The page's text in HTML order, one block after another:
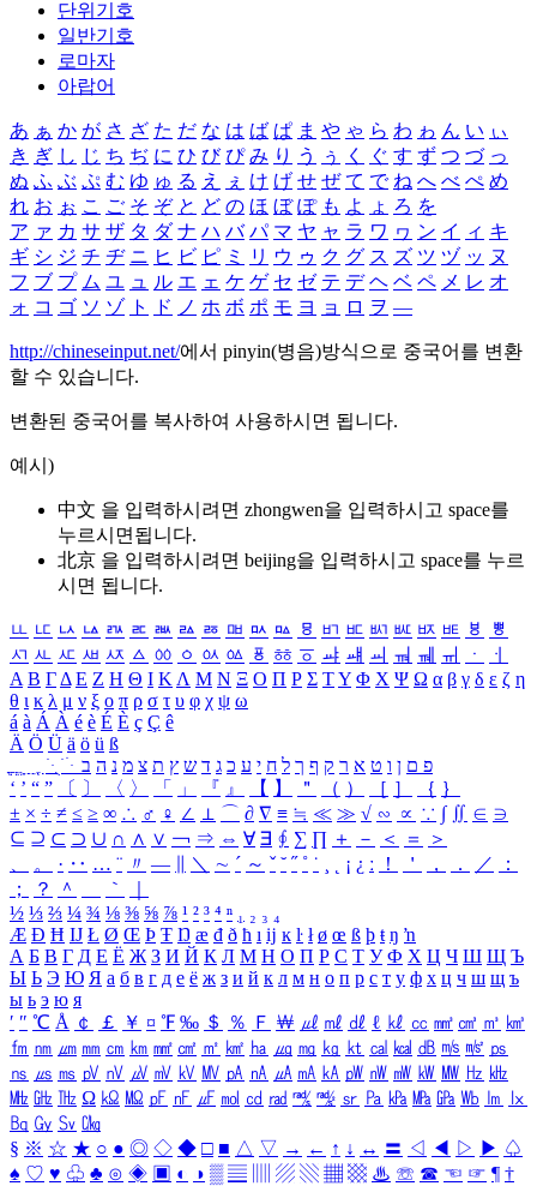
단위기호
일반기호
로마자
아랍어
あ ぁ か が さ ざ た だ な は ば ぱ ま や ゃ ら わ ゎ ん い ぃ
き ぎ し じ ち ぢ に ひ び ぴ み り う ぅ く ぐ す ず つ づ っ
ぬ ふ ぶ ぷ む ゆ ゅ る え ぇ け げ せ ぜ て で ね へ べ ぺ め
れ お ぉ こ ご そ ぞ と ど の ほ ぼ ぽ も よ ょ ろ を
ア ァ カ サ ザ タ ダ ナ ハ バ パ マ ヤ ャ ラ ワ ヮ ン イ ィ キ
ギ シ ジ チ ヂ ニ ヒ ビ ピ ミ リ ウ ゥ ク グ ス ズ ツ ヅ ッ ヌ
フ ブ プ ム ユ ュ ル エ ェ ケ ゲ セ ゼ テ デ ヘ ベ ペ メ レ オ
ォ コ ゴ ソ ゾ ト ド ノ ホ ボ ポ モ ヨ ョ ロ ヲ ―
http://chineseinput.net/에서 pinyin(병음)방식으로 중국어를 변환
할 수 있습니다.
변환된 중국어를 복사하여 사용하시면 됩니다.
예시)
中文 을 입력하시려면 zhongwen을 입력하시고 space를
누르시면됩니다.
北京 을 입력하시려면 beijing을 입력하시고 space를 누르
시면 됩니다.
ㅥ ㅦ ㅧ ㅨ ㅩ ㅪ ㅫ ㅬ ㅭ ㅮ ㅯ ㅰ ㅱ ㅲ ㅳ ㅴ ㅵ ㅶ ㅷ ㅸ
ㅹ
ㅺ ㅻ ㅼ ㅽ ㅾ ㅿ ㆀ ㆁ ㆂ ㆃ ㆄ ㆅ ㆆ ㆇ ㆈ ㆉ ㆊ ㆋ ㆌ ㆍ
ㆎ
Α Β ΓΔ Ε Ζ Η Θ Ι ΚΛ Μ Ν Ξ Ο Π Ρ Σ ΤΥ Φ Χ Ψ Ω α β γ δ ε ζ η
θ ι κ λ μ ν ξ ο π ρ σ τ υ φ χ ψ ω
á à Á À é è É È ç Ç ê
Ä Ö Ü ä ö ü ß
ִֶֹ ֻּ ׁׂ פ ם ן ו ט א ר ק ף ך ל ח י ע כ ג ד ש ץ ת צ מ נ ה ב
‘ ’ “ ” 〔 〕 〈 〉 「 」 『 』 【 】 ＂ （ ） ［ ］ ｛ ｝
± × ÷ ≠ ≤ ≥ ∞ ∴ ♂ ♀ ∠ ⊥ ⌒ ∂ ∇ ≡ ≒ ≪ ≫ √ ∽ ∝ ∵ ∫ ∬ ∈ ∋
⊆ ⊇ ⊂ ⊃ ∪ ∩ ∧ ∨ ￢ ⇒ ⇔ ∀ ∃ ∮ ∑ ∏ ＋ － ＜ ＝
＞
、
。 · ‥ … ¨ 〃 ― ＼ ∼ ´ ～ ˇ ˘ ˝ ˚ ˙ ¸ ¡ ¿ ː ！ ＇ ， ． ／
：
；
？ ＾ ｀
½ ⅓ ⅔ ¼ ¾ ⅛ ⅜ ⅝ ⅞ ¹ ² ³ ⁴ ⁿ ₁ ₂ ₃ ₄
Æ Ð Ħ Ĳ Ł Ø Œ Þ Ŧ Ŋ æ đ ð ħ ı ĳ ĸ ŀ ł ø œ ß þ ŧ ŋ ŉ
А Б В Г Д Е Ё Ж З И Й К Л М Н О П Р С Т У Ф Х Ц Ч Ш Щ Ъ
Ы Ь Э Ю Я а б в г д е ё ж з и й к л м н о п р с т у ф х ц ч ш щ ъ
ы ь э ю я
′ ″ ℃ Å ￠ ￡ ￥ ¤ ℉ ‰ ＄ ％ Ｆ ￦ ㎕ ㎖ ㎗ ℓ ㎘ ㏄ ㎣ ㎤ ㎥ ㎦
㎙ ㎚ ㎛ ㎜ ㎝ ㎞ ㎟ ㎠ ㎡ ㎢ ㏊ ㎍ ㎎ ㎏ ㏏ ㎈ ㎉ ㏈ ㎧ ㎨ ㎰
㎱ ㎲ ㎳ ㎴ ㎵ ㎶ ㎷ ㎸ ㎹ ㎀ ㎁ ㎂ ㎃ ㎄ ㎺ ㎻ ㎽ ㎾ ㎿ ㎐ ㎑
㎒ ㎓ ㎔ Ω ㏀ ㏁ ㎊ ㎋ ㎌ ㏖ ㏅ ㎭ ㎮ ㎯ ㏛ ㎩ ㎪ ㎫ ㎬ ㏝ ㏐
㏓
㏃ ㏉ ㏜ ㏆
§ ※ ☆ ★ ○ ● ◎ ◇ ◆ □ ■ △ ▽ → ← ↑ ↓ ↔ 〓 ◁ ◀ ▷ ▶ ♤
♠ ♡ ♥ ♧ ♣ ⊙ ◈ ▣ ◐ ◑ ▒ ▤ ▨ ▧ ▦ ▩ ♨ ☏ ☎ ☜ ☞ ¶ †